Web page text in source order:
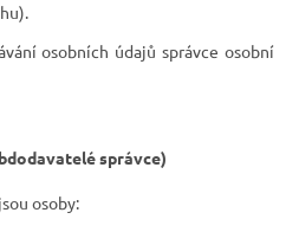
osobních údajů správce osobní
správce)
osoby: